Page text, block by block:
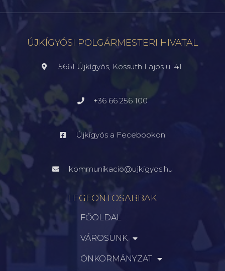
ÚJKÍGYÓSI POLGÁRMESTERI HIVATAL
5661 Újkígyós, Kossuth Lajos u. 41.
+36 66 256 100
Újkígyós a Fecebookon
kommunikacio@ujkigyos.hu
LEGFONTOSABBAK
FŐOLDAL
VÁROSUNK
ÖNKORMÁNYZAT